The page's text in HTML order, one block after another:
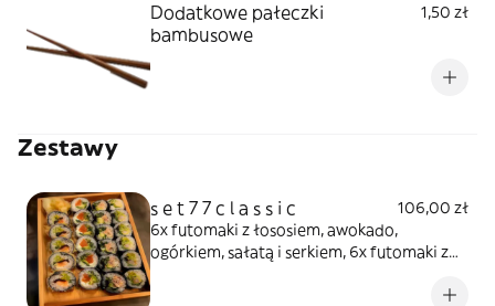
Dodatkowe pałeczki
bambusowe
1,50 zł
Zestawy
s e t 7 7 c l a s s i c
106,00 zł
6x futomaki z łososiem, awokado,
ogórkiem, sałatą i serkiem, 6x futomaki z